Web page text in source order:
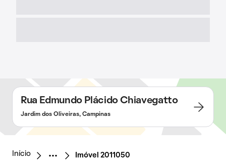
Rua Edmundo Plácido Chiavegatto
Jardim dos Oliveiras, Campinas
Início Imóvel 2011050